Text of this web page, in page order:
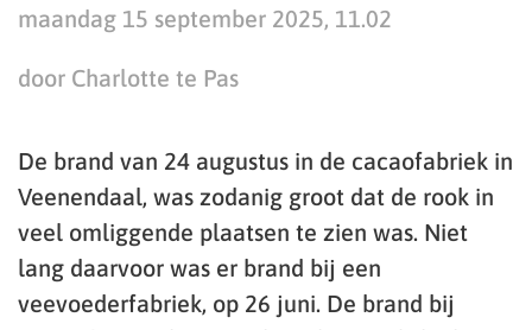
maandag 15 september 2025, 11.02
door Charlotte te Pas
De brand van 24 augustus in de cacaofabriek in
Veenendaal, was zodanig groot dat de rook in
veel omliggende plaatsen te zien was. Niet
lang daarvoor was er brand bij een
veevoederfabriek, op 26 juni. De brand bij